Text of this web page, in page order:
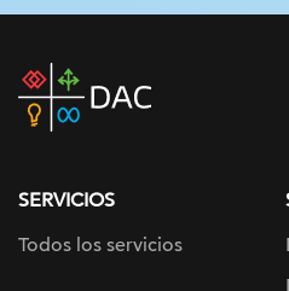
DAC
home
SERVICIOS
Todos los servicios